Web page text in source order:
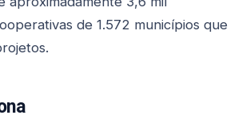
de 1.572 municípios que